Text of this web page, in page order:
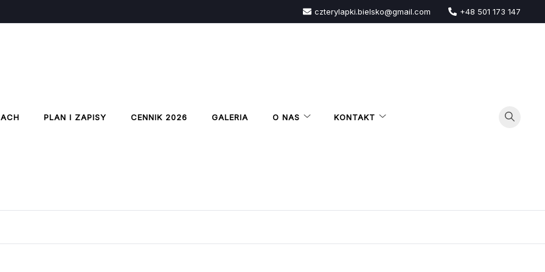
czterylapki.bielsko@gmail.com +48 501 173 147
PLAN I ZAPISY CENNIK 2026 GALERIA O NAS KONTAKT